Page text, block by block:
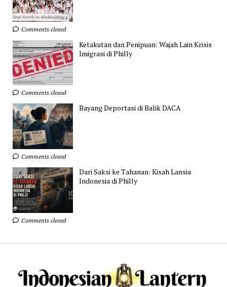
Comments closed
Ketakutan dan Penipuan: Wajah Lain Krisis
Imigrasi di Philly
Comments closed
Bayang Deportasi di Balik DACA
Comments closed
Dari Saksi ke Tahanan: Kisah Lansia
Indonesia di Philly
Comments closed